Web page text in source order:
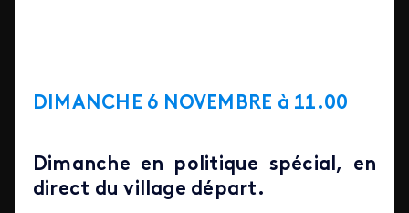
DIMANCHE 6 NOVEMBRE à 11.00
Dimanche en politique spécial, en
direct du village départ.